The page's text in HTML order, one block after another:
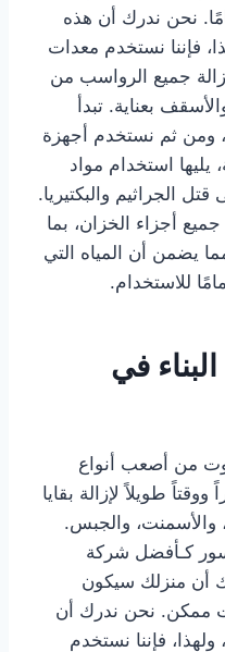
نحن ندرك أن هذه
فإننا نستخدم معدات
جميع الرواسب من
بعناية. تبدأ
ومن ثم نستخدم أجهزة
يليها استخدام مواد
الجراثيم والبكتيريا.
أجزاء الخزان، بما
يضمن أن المياه التي
للاستخدام.
في
من أصعب أنواع
طويلاً لإزالة بقايا
والأسمنت، والجبس.
كـأفضل شركة
أن منزلك سيكون
ممكن. نحن ندرك أن
فإننا نستخدم